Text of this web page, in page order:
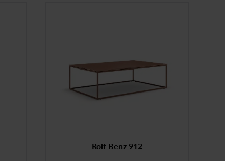
Rolf Benz 912